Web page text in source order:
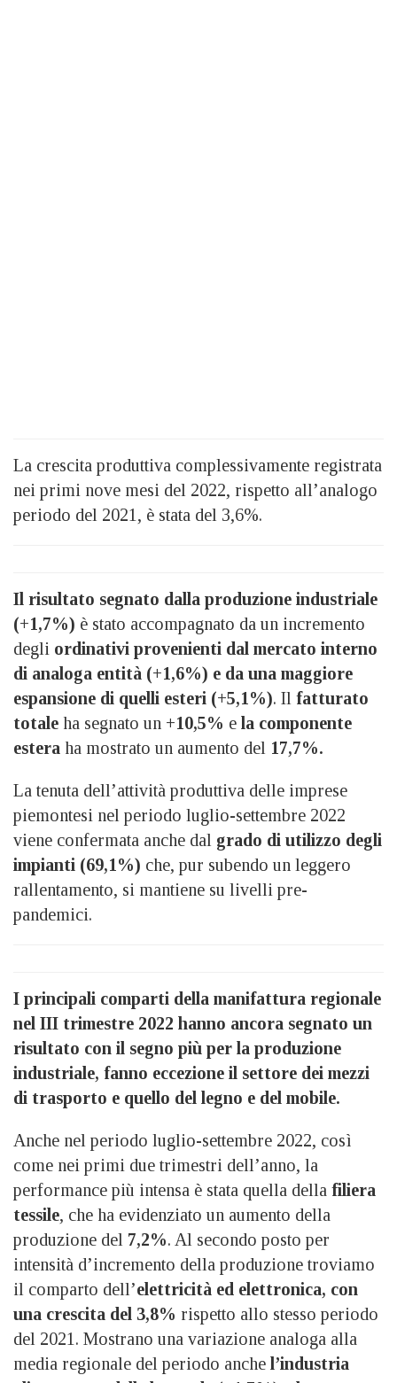
La crescita produttiva complessivamente registrata
nei primi nove mesi del 2022, rispetto all’analogo
periodo del 2021, è stata del 3,6%.
Il risultato segnato dalla produzione industriale
(+1,7%) è stato accompagnato da un incremento
degli ordinativi provenienti dal mercato interno
di analoga entità (+1,6%) e da una maggiore
espansione di quelli esteri (+5,1%). Il fatturato
totale ha segnato un +10,5% e la componente
estera ha mostrato un aumento del 17,7%.
La tenuta dell’attività produttiva delle imprese
piemontesi nel periodo luglio-settembre 2022
viene confermata anche dal grado di utilizzo degli
impianti (69,1%) che, pur subendo un leggero
rallentamento, si mantiene su livelli pre-
pandemici.
I principali comparti della manifattura regionale
nel III trimestre 2022 hanno ancora segnato un
risultato con il segno più per la produzione
industriale, fanno eccezione il settore dei mezzi
di trasporto e quello del legno e del mobile.
Anche nel periodo luglio-settembre 2022, così
come nei primi due trimestri dell’anno, la
performance più intensa è stata quella della filiera
tessile, che ha evidenziato un aumento della
produzione del 7,2%. Al secondo posto per
intensità d’incremento della produzione troviamo
il comparto dell’elettricità ed elettronica, con
una crescita del 3,8% rispetto allo stesso periodo
del 2021. Mostrano una variazione analoga alla
media regionale del periodo anche l’industria